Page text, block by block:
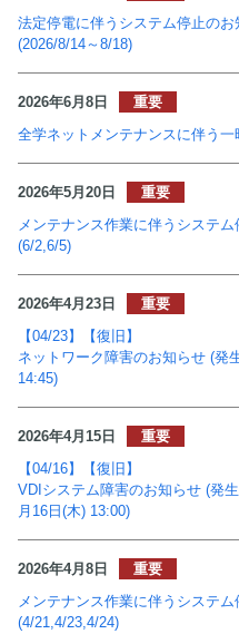
法定停電に伴うシステム停止のお
(2026/8/14～8/18)
2026年6月8日
全学ネットメンテナンスに伴う
2026年5月20日
メンテナンス作業に伴うシステ
(6/2,6/5)
2026年4月23日
【04/23】【復旧】
ネットワーク障害のお知らせ (発
14:45)
2026年4月15日
【04/16】【復旧】
VDIシステム障害のお知らせ (発
月16日(木) 13:00)
2026年4月8日
メンテナンス作業に伴うシステ
(4/21,4/23,4/24)